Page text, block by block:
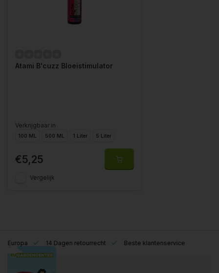
Atami B'cuzz Bloeistimulator
Verkrijgbaar in
100 ML 500 ML 1 Liter 5 Liter
€5,25
Vergelijk
Europa 14 Dagen retourrecht Beste klantenservice